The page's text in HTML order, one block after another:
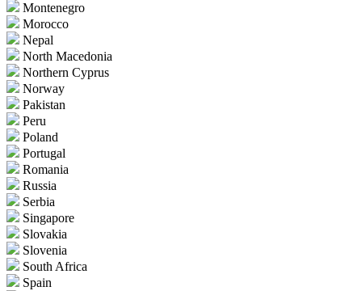
Montenegro
Morocco
Nepal
North Macedonia
Northern Cyprus
Norway
Pakistan
Peru
Poland
Portugal
Romania
Russia
Serbia
Singapore
Slovakia
Slovenia
South Africa
Spain